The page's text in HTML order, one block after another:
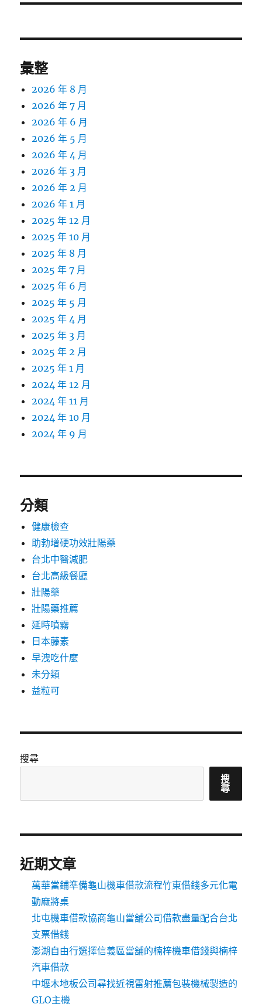
文
彙整
2026 年 8 月
2026 年 7 月
2026 年 6 月
2026 年 5 月
2026 年 4 月
2026 年 3 月
2026 年 2 月
2026 年 1 月
2025 年 12 月
2025 年 10 月
2025 年 8 月
2025 年 7 月
2025 年 6 月
2025 年 5 月
2025 年 4 月
2025 年 3 月
2025 年 2 月
2025 年 1 月
2024 年 12 月
2024 年 11 月
2024 年 10 月
2024 年 9 月
分類
健康檢查
助勃增硬功效壯陽藥
台北中醫減肥
台北高級餐廳
壯陽藥
壯陽藥推薦
延時噴霧
日本藤素
早洩吃什麼
未分類
益粒可
搜尋
搜
尋
近期文章
萬華當鋪準備龜山機車借款流程竹東借錢多元化電
動麻將桌
北屯機車借款協商龜山當舖公司借款盡量配合台北
支票借錢
澎湖自由行選擇信義區當舖的楠梓機車借錢與楠梓
汽車借款
中壢木地板公司尋找近視雷射推薦包裝機械製造的
GLO主機